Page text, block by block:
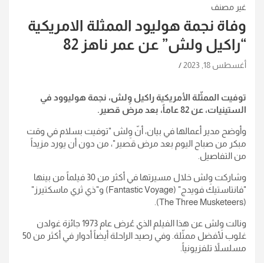
غير مصنف
وفاة نجمة هوليود الممثلة الامريكية
“راكيل ولش” عن عمر ناهز 82
أغسطس 18, 2023
توفيت الممثّلة الأمريكية راكيل وِلش، نجمة هوليوود في
الستينيات، عن 82 عاماً، بعد مرض قصير.
وأوضح مدير أعمالها في بيان، أنّ وِلش "توفيت بسلام في وقت
مبكر من صباح اليوم بعد مرض قصير"، من دون أن يورد مزيداً
من التفاصيل.
وشاركت وِلش خلال مسيرتها في أكثر من 30 فيلماً من بينها
"فانتاستيك فويدج" (Fantastic Voyage) و"ذي ثري ماسكتيرز"
(The Three Musketeers).
ونالت وِلش عن هذا الفيلم الذي عُرض عام 1973 جائزة غولدن
غلوب لأفضل ممثّلة. وفي رصيد الراحلة أيضاً أدوار في أكثر من 50
مسلسلاً تلفزيونياً.